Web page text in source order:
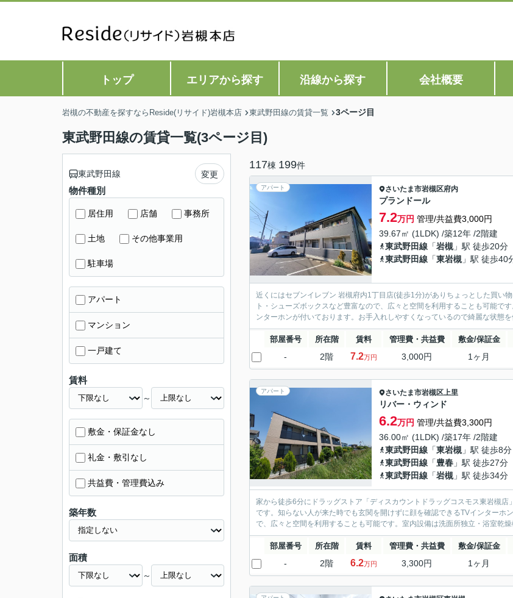
トップ エリアから探す 沿線から探す 会社概要
岩槻の不動産を探すならReside(リサイド)岩槻本店 東武野田線の賃貸一覧 3ページ目
東武野田線の賃貸一覧(3ページ目)
117棟 199件
アパート さいたま市岩槻区府内
プランドール
7.2万円 管理/共益費3,000円
39.67㎡ (1LDK) /築12年 /2階建
東武野田線 「岩槻 」駅 徒歩20分
東武野田線 「東岩槻 」駅 徒歩40
近くにはセブンイレブン 岩槻府内1丁目店(徒歩1分)がありちょっとした買い
ト・シューズボックスなど豊富なので、広々と空間を利用することも可能で
ンターホンが付いております。お手入れしやすくなっているので綺麗な状態
部屋番号 所在階 賃料 管理費・共益費 敷金/保証金
- 2階 7.2万円 3,000円 1ヶ月
アパート さいたま市岩槻区上里
リバー・ウィンド
6.2万円 管理/共益費3,300円
36.00㎡ (1LDK) /築17年 /2階建
東武野田線 「東岩槻 」駅 徒歩8分
東武野田線 「豊春 」駅 徒歩27分
東武野田線 「岩槻 」駅 徒歩34分
家から徒歩6分にドラッグストア「ディスカウントドラッグコスモス東岩槻
です。知らない人が来た時でも玄関を開けずに顔を確認できるTVインター
で、広々と空間を利用することも可能です。室内設備は洗面所独立・浴室乾
部屋番号 所在階 賃料 管理費・共益費 敷金/保証金
- 2階 6.2万円 3,300円 1ヶ月
東武野田線 変更
物件種別
居住用 店舗 事務所
土地 その他事業用
駐車場
アパート
マンション
一戸建て
賃料
～
敷金・保証金なし
礼金・敷引なし
共益費・管理費込み
築年数
面積
～